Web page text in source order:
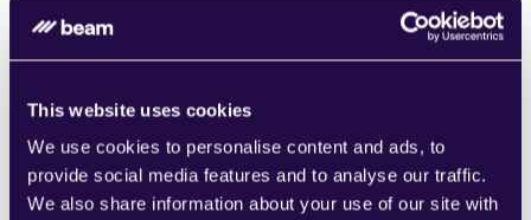
This website uses cookies
We use cookies to personalise content and ads, to
provide social media features and to analyse our traffic.
We also share information about your use of our site with
Combine secciones de una amplia gama
de categorías para crear fácilmente